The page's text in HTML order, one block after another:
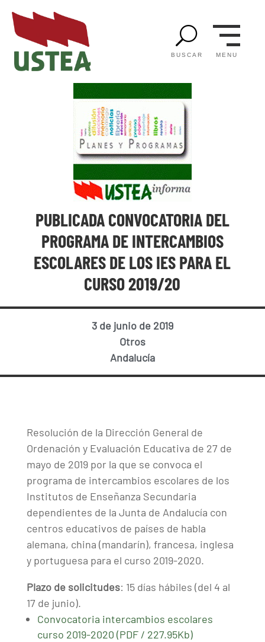
U
BUSCAR MENU
PUBLICADA CONVOCATORIA DEL
PROGRAMA DE INTERCAMBIOS
ESCOLARES DE LOS IES PARA EL
CURSO 2019/20
3 de junio de 2019
Otros
Andalucía
Resolución de la Dirección General de
Ordenación y Evaluación Educativa de 27 de
mayo de 2019 por la que se convoca el
programa de intercambios escolares de los
Institutos de Enseñanza Secundaria
dependientes de la Junta de Andalucía con
centros educativos de países de habla
alemana, china (mandarín), francesa, inglesa
y portuguesa para el curso 2019-2020.
Plazo de solicitudes: 15 días hábiles (del 4 al
17 de junio).
Convocatoria intercambios escolares
curso 2019-2020 (PDF / 227.95Kb)